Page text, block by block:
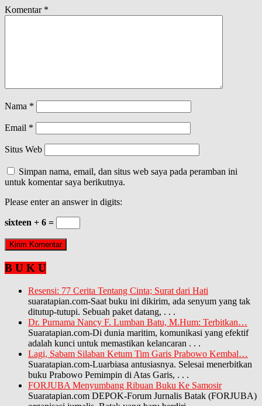
Komentar *
Nama *
Email *
Situs Web
Simpan nama, email, dan situs web saya pada peramban ini
untuk komentar saya berikutnya.
Please enter an answer in digits:
sixteen + 6 =
B U K U
Resensi: 77 Cerita Tentang Cinta; Surat dari Hati
suaratapian.com-Saat buku ini dikirim, ada senyum yang tak
ditutup-tutupi. Sebuah paket datang, . . .
Dr. Purnama Nancy F. Lumban Batu, M.Hum: Terbitkan…
Suaratapian.com-Di dunia maritim, komunikasi yang efektif
adalah kunci untuk memastikan kelancaran . . .
Lagi, Sabam Silaban Ketum Tim Garis Prabowo Kembal…
Suaratapian.com-Luarbiasa antusiasnya. Selesai menerbitkan
buku Prabowo Pemimpin di Atas Garis, . . .
FORJUBA Menyumbang Ribuan Buku Ke Samosir
Suaratapian.com DEPOK-Forum Jurnalis Batak (FORJUBA)